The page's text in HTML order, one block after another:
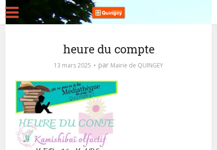
heure du compte
13 mars 2025 par Mairie de QUINGEY